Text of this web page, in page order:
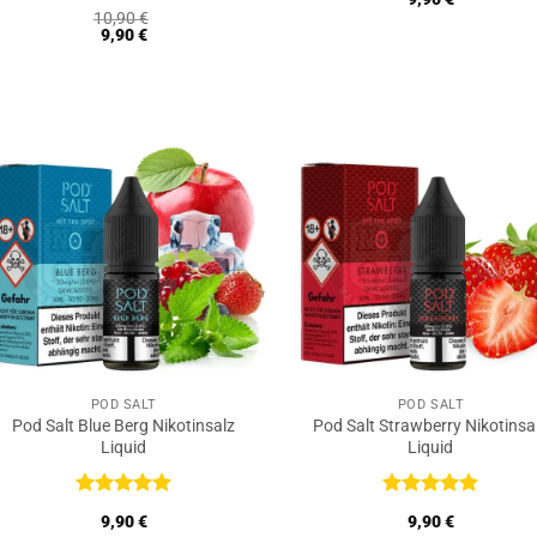
Bewertet
mit5von
10,90€
9,90€
mit5von
POD SALT
Pod Salt Blue Berg Nikotinsalz
Liquid
Bewertet
mit5von
9,90€
POD SALT
Pod Salt Strawberry
Liquid
Bewertet
mit5von
9,90€